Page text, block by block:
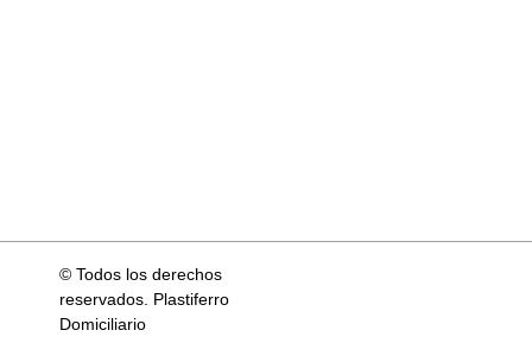
© Todos los derechos
reservados. Plastiferro
Domiciliario